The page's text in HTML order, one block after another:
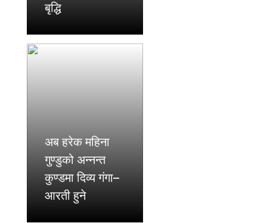
बृद्धि
अब हरेक महिना
गुण्डुको अन्नन्त
कुण्डमा दिव्य गंगा–
आरती हुने